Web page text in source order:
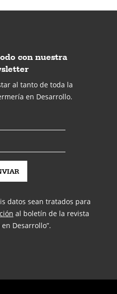
con nuestra
al tanto de toda la
en Desarrollo.
datos sean tratados para
al boletín de la revista
Desarrollo”.